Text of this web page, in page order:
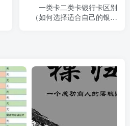
一类卡二类卡银行卡区别
（如何选择适合自己的银行